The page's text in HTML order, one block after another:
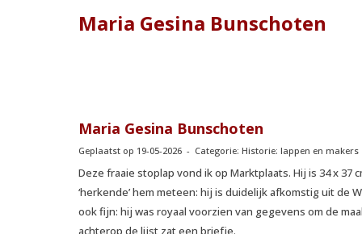
Maria Gesina Bunschoten
Maria Gesina Bunschoten
Geplaatst op 19-05-2026 - Categorie: Historie: lappen en makers
Deze fraaie stoplap vond ik op Marktplaats. Hij is 34 x
‘herkende’ hem meteen: hij is duidelijk afkomstig uit de
ook fijn: hij was royaal voorzien van gegevens om de
achterop de lijst zat een briefje.